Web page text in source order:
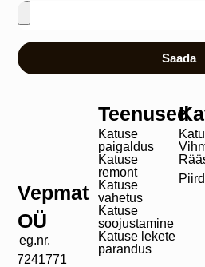
Saada
Vepmat
OÜ
Reg.nr.
17241771
Teenused
Katuse
paigaldus
Katuse
remont
Katuse
vahetus
Katuse
soojustamine
Katuse lekete
parandus